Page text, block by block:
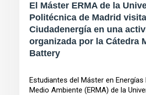
El Máster ERMA de la
Politécnica de Madrid visita
Ciudadenergía en una
organizada por la Cátedra
Battery
Estudiantes del Máster en Energías
Medio Ambiente (ERMA) de la